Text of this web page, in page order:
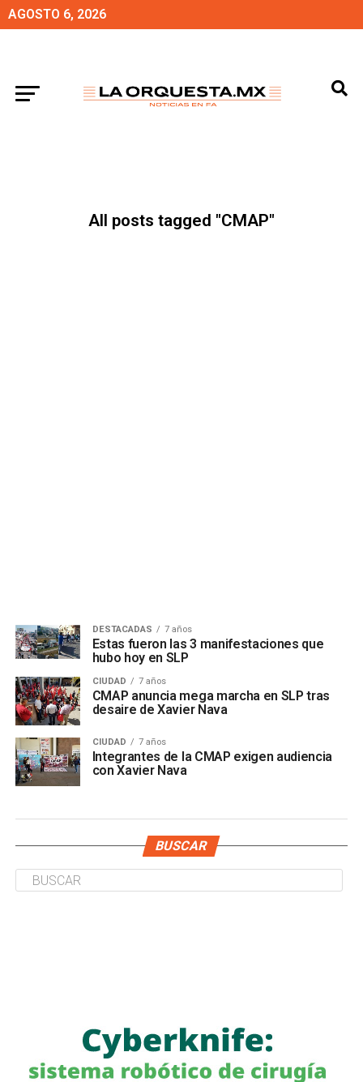
AGOSTO 6, 2026
All posts tagged "CMAP"
DESTACADAS 7 años
Estas fueron las 3 manifestaciones que
hubo hoy en SLP
CIUDAD 7 años
CMAP anuncia mega marcha en SLP tras
desaire de Xavier Nava
CIUDAD 7 años
Integrantes de la CMAP exigen audiencia
con Xavier Nava
BUSCAR